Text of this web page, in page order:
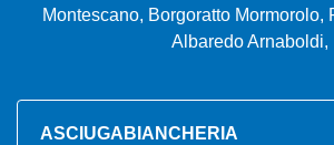
Montescano, Borgoratto Mormorolo,
Albaredo Arnaboldi,
ASCIUGABIANCHERIA